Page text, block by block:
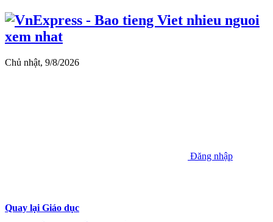
Chủ nhật, 9/8/2026
Đăng nhập
Quay lại Giáo dục